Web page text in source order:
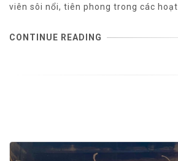
viên sôi nổi, tiên phong trong các
CONTINUE READING